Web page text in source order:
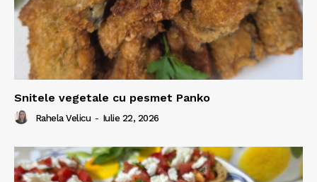
Snitele vegetale cu pesmet Panko
Rahela Velicu - Iulie 22, 2026